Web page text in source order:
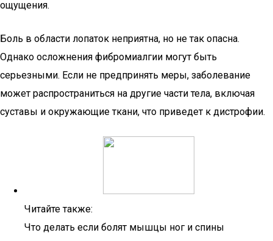
ощущения.
Боль в области лопаток неприятна, но не так опасна.
Однако осложнения фибромиалгии могут быть
серьезными. Если не предпринять меры, заболевание
может распространиться на другие части тела, включая
суставы и окружающие ткани, что приведет к дистрофии.
Читайте также:
Что делать если болят мышцы ног и спины